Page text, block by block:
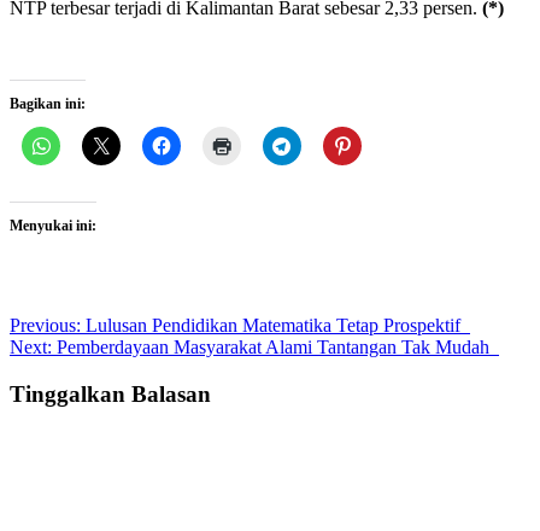
NTP terbesar terjadi di Kalimantan Barat sebesar 2,33 persen. (*)
Bagikan ini:
Menyukai ini:
Post
navigation
Previous: Lulusan Pendidikan Matematika Tetap Prospektif
Next: Pemberdayaan Masyarakat Alami Tantangan Tak Mudah
Tinggalkan Balasan